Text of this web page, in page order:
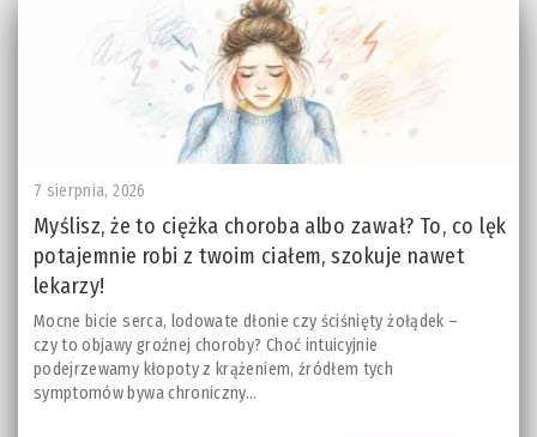
7 sierpnia, 2026
Myślisz, że to ciężka choroba albo zawał? To, co lęk
potajemnie robi z twoim ciałem, szokuje nawet
lekarzy!
Mocne bicie serca, lodowate dłonie czy ściśnięty żołądek –
czy to objawy groźnej choroby? Choć intuicyjnie
podejrzewamy kłopoty z krążeniem, źródłem tych
symptomów bywa chroniczny...